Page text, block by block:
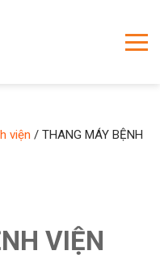
viện / THANG MÁY BỆNH
VIỆN